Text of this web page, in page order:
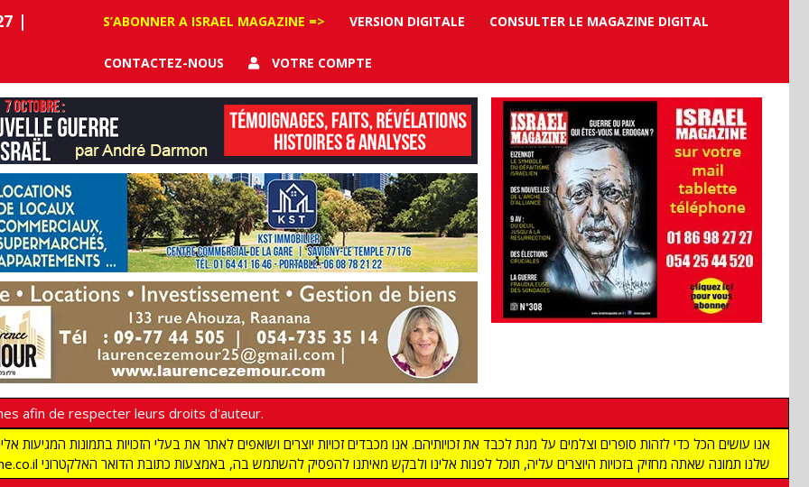
|
S’ABONNER A ISRAEL MAGAZINE => VERSION DIGITALE CONSULTER LE MAGAZINE DIGITAL
CONTACTEZ-NOUS VOTRE COMPTE
afin de respecter leurs droits d'auteur.
redaction@israelmagazine.co.il שלנו תמונה שאתה מחזיק בזכויות היוצרים עליה, תוכל לפנות אלינו ולבקש מאיתנו להפסיק להשתמש בה, באמצעות כתובת הדואר האלקטרוני